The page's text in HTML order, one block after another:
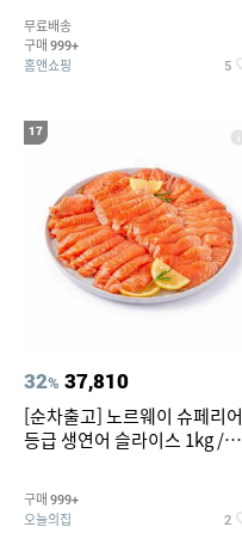
팩 추가증정)
무료배송
구매 999+
홈앤쇼핑 5
17
32% 37,810
[순차출고] 노르웨이 슈페리어
등급 생연어 슬라이스 1kg /
구매 999+
오늘의집 2